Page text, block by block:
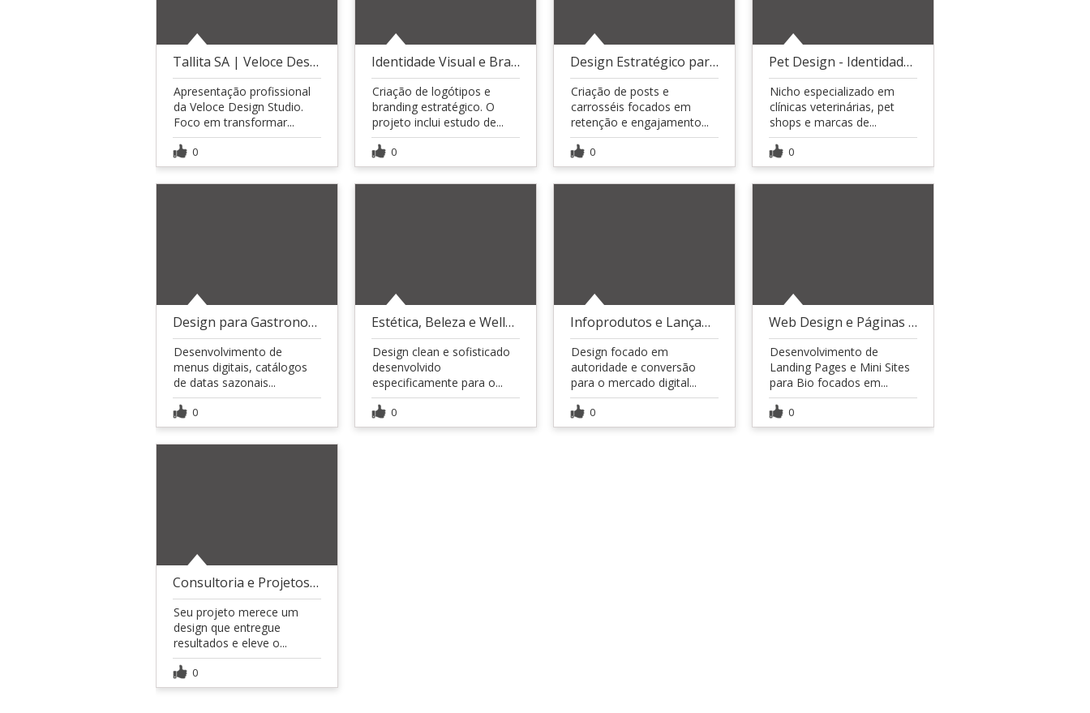
Tallita SA | Veloce Design Studio
Apresentação profissional
da Veloce Design Studio.
Foco em transformar...
0
Identidade Visual e Branding Estratégico
Criação de logótipos e
branding estratégico. O
projeto inclui estudo de...
0
Design Estratégico para Redes Sociais
Criação de posts e
carrosséis focados em
retenção e engajamento...
0
Pet Design - Identidade Visual para o Mercado Pet
Nicho especializado em
clínicas veterinárias, pet
shops e marcas de...
0
Design para Gastronomia e Confeitaria Artesanal
Desenvolvimento de
menus digitais, catálogos
de datas sazonais...
0
Estética, Beleza e Wellness
Design clean e sofisticado
desenvolvido
especificamente para o...
0
Infoprodutos e Lançamentos Digitais
Design focado em
autoridade e conversão
para o mercado digital...
0
Web Design e Páginas de Conversão
Desenvolvimento de
Landing Pages e Mini Sites
para Bio focados em...
0
Consultoria e Projetos Premium
Seu projeto merece um
design que entregue
resultados e eleve o...
0